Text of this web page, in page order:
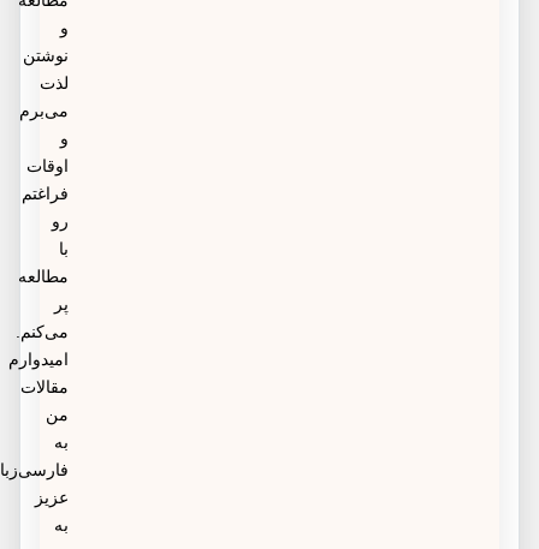
نوشتن
می‌برم
اوقات
فراغتم
مطالعه
می‌کنم.
امیدوارم
مقالات
فارسی‌زبانان